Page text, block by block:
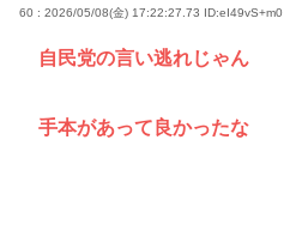
60 : 2026/05/08(金) 17:22:27.73 ID:eI49vS+m0
自民党の言い逃れじゃん
手本があって良かったな